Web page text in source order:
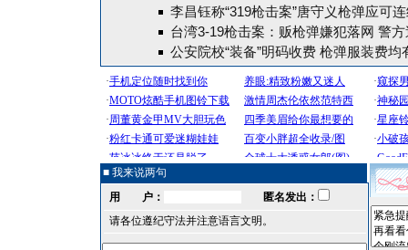
李昌钰称“319枪击案”唐守义枪弹应可
台湾3-19枪击案：贩枪弹嫌犯落网 警
公安院校“装备”明码收费 枪弹服装费均
■ 我来说两句
用 户：
匿名发出：
请各位遵纪守法并注意语言文明。